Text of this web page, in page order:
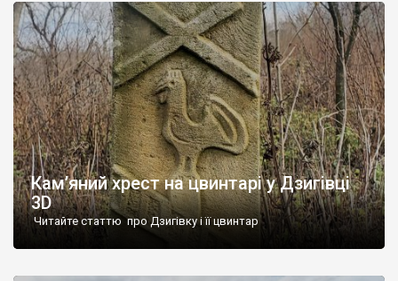
століття тут розмістили туберкульозну лікарню. Коли із
палацу виїхала лікарня – ми точно не […]
Кам’яний хрест на цвинтарі у Дзигівці
3D
Читайте статтю про Дзигівку і її цвинтар